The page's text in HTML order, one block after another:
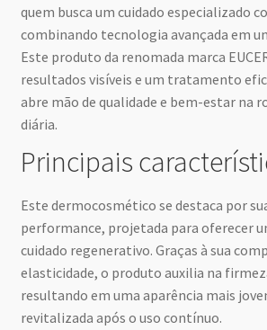
quem busca um cuidado especializado
combinando tecnologia avançada em
Este produto da renomada marca
resultados visíveis e um tratamento
abre mão de qualidade e bem-estar na
diária.
Principais
Este dermocosmético se destaca por
performance, projetada para oferecer
cuidado regenerativo. Graças à sua
elasticidade, o produto auxilia na
resultando em uma aparência mais
revitalizada após o uso contínuo.